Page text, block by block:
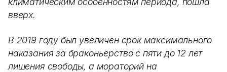
вверх.
В 2019 году был увеличен срок максимального
наказания за браконьерство с пяти до 12 лет
лишения свободы, а мораторий на